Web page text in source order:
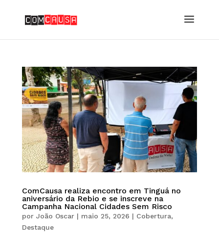
ComCausa realiza encontro em Tinguá no
aniversário da Rebio e se inscreve na
Campanha Nacional Cidades Sem Risco
por João Oscar| maio 25, 2026 | Cobertura,
Destaque